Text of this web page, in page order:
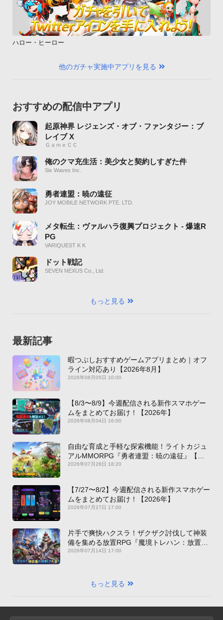
ハロー・ヒーロー
他のガチャ実施中アプリを見る
おすすめの配信中アプリ
起原神界 レジェンズ・オブ・ファンタジー：ブ
レイブ X
ＧａｍｅＣＣ
俺のクマ充生活：美少女と契約しすぎた件
Six Waves Inc.
勇者連盟：暁の遠征
JOY MOBILE NETWORK PTE. LTD.
メタ転生：ヴァルハラ復興プロジェクト - 爆速R
PG
VARIQUEST K K
ドット戦記
SEVEN NEXUS Co., Ltd.
もっと見る
最新記事
暇つぶしおすすめゲームアプリまとめ｜オフ
ライン対応あり【2026年8月】
2026年08月05日 10:00
【8/3〜8/9】今週配信される新作スマホゲー
ムをまとめてお届け！【2026年】
2026年08月04日 16:00
自由な育成と手軽な探索機能！ライトカジュ
アルMMORPG『勇者連盟：暁の遠征』【最
新作PICKUP】
2026年07月28日 18:20
【7/27〜8/2】今週配信される新作スマホゲー
ムをまとめてお届け！【2026年】
2026年07月27日 17:00
片手で爽快ハクスラ！ザクザク討伐して神装
備を集める放置RPG『魔境トレハン：放置で
神装備』【最新作PICKUP】
2026年07月14日 17:00
もっと見る